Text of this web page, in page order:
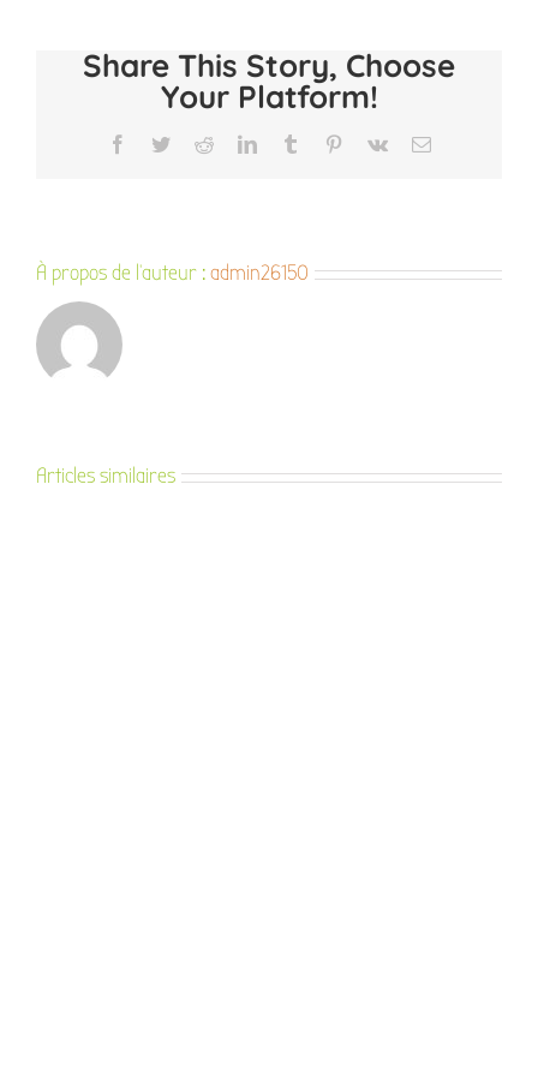
Share This Story, Choose
Your Platform!
Facebook
TwitterRedditLinkedInTumblr Pinterest
Vk Email
À propos de l'auteur :admin26150
Articles similaires